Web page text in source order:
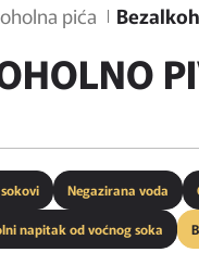
pića
Negazirana voda
napitak od voćnog soka